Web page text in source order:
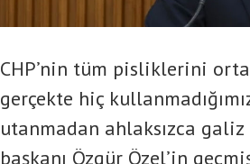
CHP’nin tüm pisliklerini
gerçekte hiç
utanmadan ahlaksızca
başkanı Özgür Özel’in